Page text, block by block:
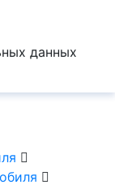
данных